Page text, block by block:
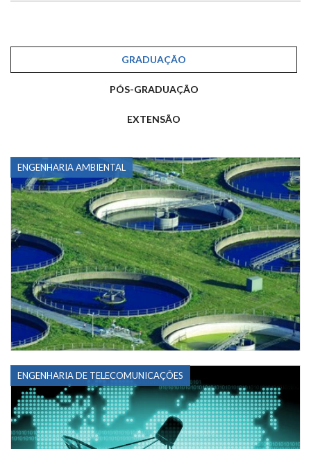
GRADUAÇÃO
PÓS-GRADUAÇÃO
EXTENSÃO
ENGENHARIA AMBIENTAL
ENGENHARIA DE TELECOMUNICAÇÕES